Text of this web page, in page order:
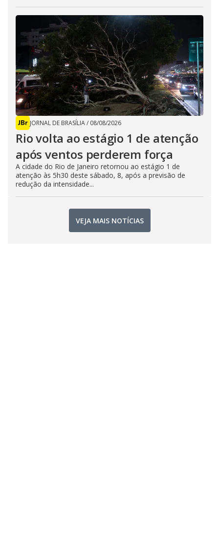
JORNAL DE BRASÍLIA/ 08/08/2026
Rio volta ao estágio 1 de atenção
após ventos perderem força
A cidade do Rio de Janeiro retornou ao estágio 1 de
atenção às 5h30 deste sábado, 8, após a previsão de
redução da intensidade...
VEJA MAIS NOTÍCIAS